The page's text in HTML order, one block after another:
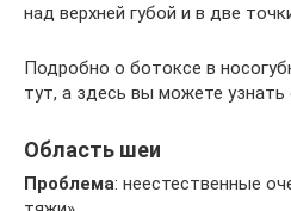
над верхней губой и в две
Подробно о ботоксе в
тут, а здесь вы можете узнать
Область шеи
Проблема: неестественные